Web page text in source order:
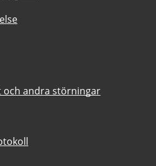
andra störningar